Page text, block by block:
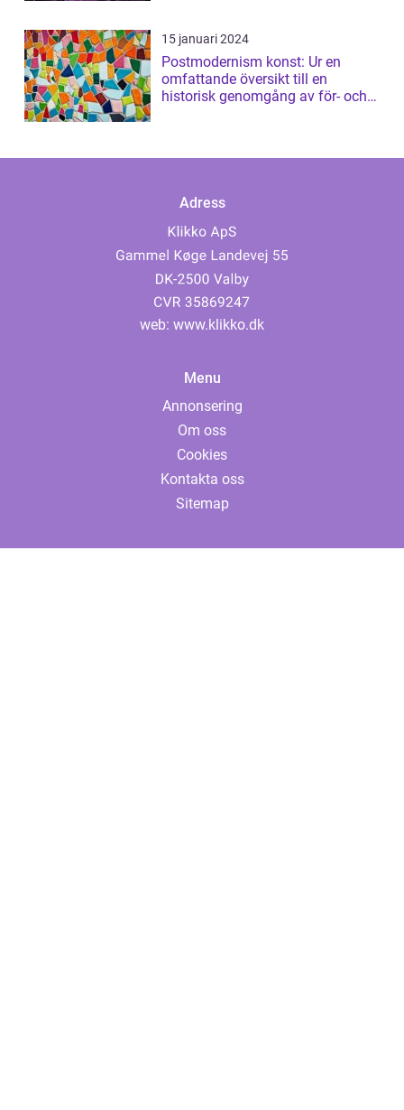
15 januari 2024
Postmodernism konst: Ur en
omfattande översikt till en
historisk genomgång av för- och
Adress
web: www.klikko.dk
Menu
Annonsering
Om oss
Cookies
Kontakta oss
Sitemap